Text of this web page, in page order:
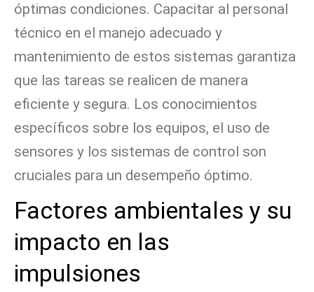
óptimas condiciones. Capacitar al personal
técnico en el manejo adecuado y
mantenimiento de estos sistemas garantiza
que las tareas se realicen de manera
eficiente y segura. Los conocimientos
específicos sobre los equipos, el uso de
sensores y los sistemas de control son
cruciales para un desempeño óptimo.
Factores ambientales y su
impacto en las
impulsiones